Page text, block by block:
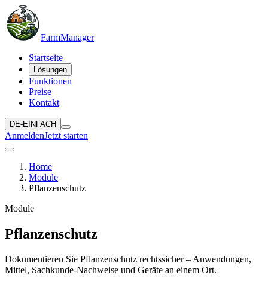
FarmManager
Startseite
Lösungen
Funktionen
Preise
Kontakt
DE-EINFACH
AnmeldenJetzt starten
Home
Module
Pflanzenschutz
Module
Pflanzenschutz
Dokumentieren Sie Pflanzenschutz rechtssicher – Anwendungen,
Mittel, Sachkunde-Nachweise und Geräte an einem Ort.